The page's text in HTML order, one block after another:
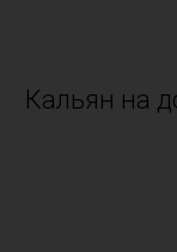
Кальян на